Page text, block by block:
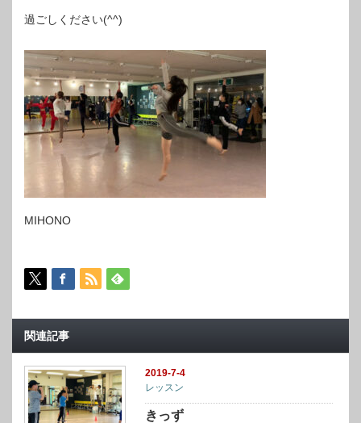
過ごしください(^^)
MIHONO
関連記事
2019-7-4
レッスン
きっず